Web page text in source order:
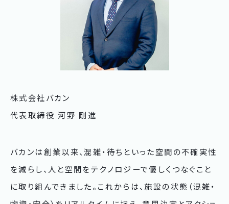
株式会社バカン
代表取締役 河野 剛進
バカンは創業以来、混雑・待ちといった空間の不確実性
を減らし、人と空間をテクノロジーで優しくつなぐこと
に取り組んできました。これからは、施設の状態（混雑・